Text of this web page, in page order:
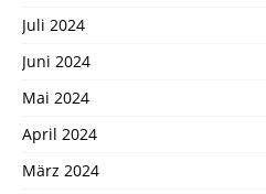
Juli 2024
Juni 2024
Mai 2024
April 2024
März 2024